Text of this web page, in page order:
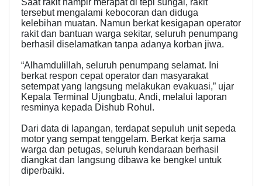
Saat rakit hampir merapat di tepi sungai, rakit
tersebut mengalami kebocoran dan diduga
kelebihan muatan. Namun berkat kesigapan operator
rakit dan bantuan warga sekitar, seluruh penumpang
berhasil diselamatkan tanpa adanya korban jiwa.
“Alhamdulillah, seluruh penumpang selamat. Ini
berkat respon cepat operator dan masyarakat
setempat yang langsung melakukan evakuasi,” ujar
Kepala Terminal Ujungbatu, Andi, melalui laporan
resminya kepada Dishub Rohul.
Dari data di lapangan, terdapat sepuluh unit sepeda
motor yang sempat tenggelam. Berkat kerja sama
warga dan petugas, seluruh kendaraan berhasil
diangkat dan langsung dibawa ke bengkel untuk
diperbaiki.